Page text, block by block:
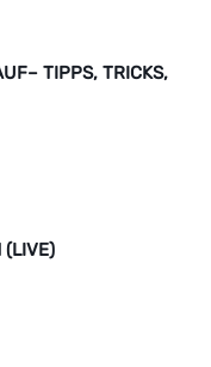
TIPPS, TRICKS,
(LIVE)